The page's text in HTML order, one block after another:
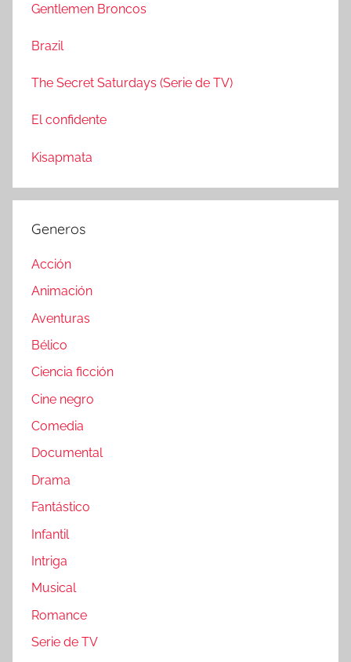
:Gentlemen Broncos
Brazil
The Secret Saturdays (Serie de TV)
El confidente
Kisapmata
Generos
Acción
Animación
Aventuras
Bélico
Ciencia ficción
Cine negro
Comedia
Documental
Drama
Fantástico
Infantil
Intriga
Musical
Romance
Serie de TV